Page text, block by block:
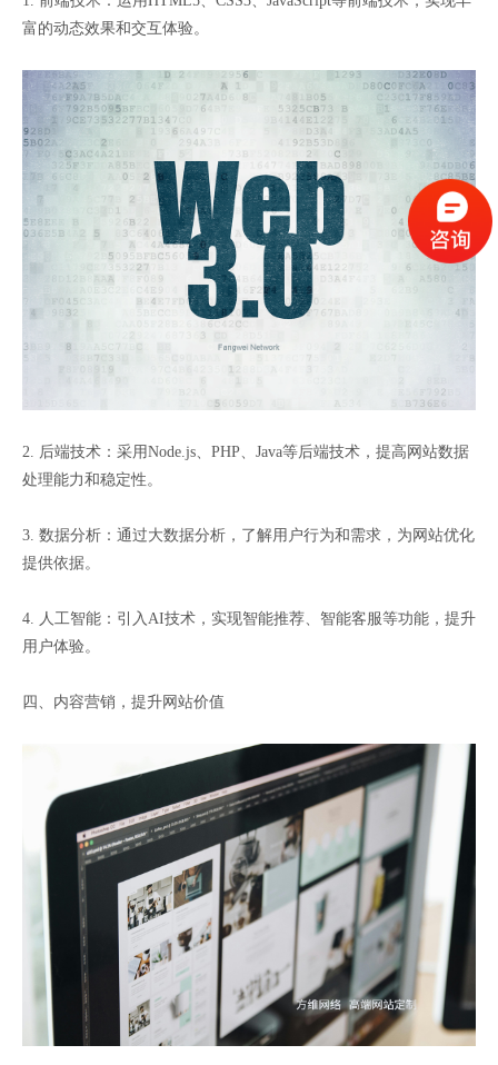
富的动态效果和交互体验。
2. 后端技术：采用Node.js、PHP、Java等后端技术，提高网站数据
处理能力和稳定性。
3. 数据分析：通过大数据分析，了解用户行为和需求，为网站优化
提供依据。
4. 人工智能：引入AI技术，实现智能推荐、智能客服等功能，提升
用户体验。
四、内容营销，提升网站价值